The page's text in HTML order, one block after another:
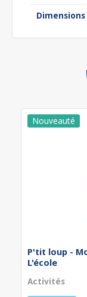
P'tit loup -
L'école
Activités